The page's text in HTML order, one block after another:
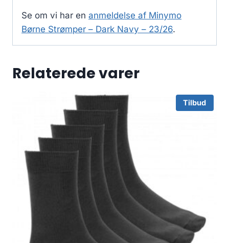
Se om vi har en anmeldelse af Minymo
Børne Strømper – Dark Navy – 23/26.
Relaterede varer
Tilbud